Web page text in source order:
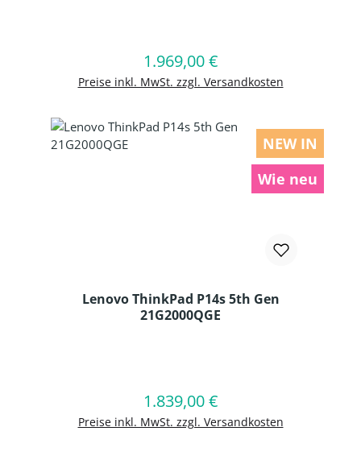
Regulärer Preis:
1.969,00 €
Preise inkl. MwSt. zzgl. Versandkosten
In den Warenkorb
NEW IN
Wie neu
Lenovo ThinkPad P14s 5th Gen
21G2000QGE
Regulärer Preis:
1.839,00 €
Preise inkl. MwSt. zzgl. Versandkosten
In den Warenkorb